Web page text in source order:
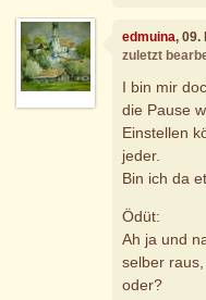
edmuina, 09.
zuletzt
I bin mir
die Pause
Einstellen
jeder.
Bin ich da
Ödüt:
Ah ja und
selber
oder?